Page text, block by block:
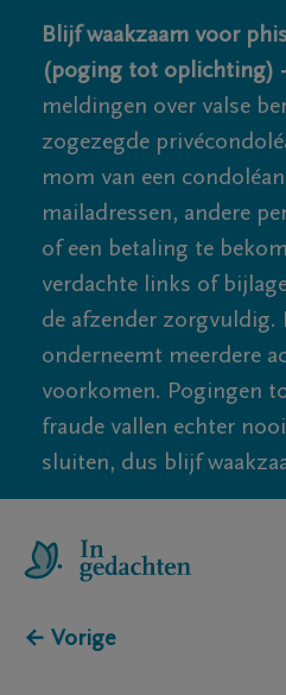
Blijf waakzaam voor
(poging tot oplichting) -
meldingen over valse
zogezegde
mom van een
mailadressen, andere
of een betaling te
verdachte links of
de afzender zorgvuldig.
onderneemt meerdere
voorkomen. Pogingen
fraude vallen echter
sluiten, dus blijf
← Vorige